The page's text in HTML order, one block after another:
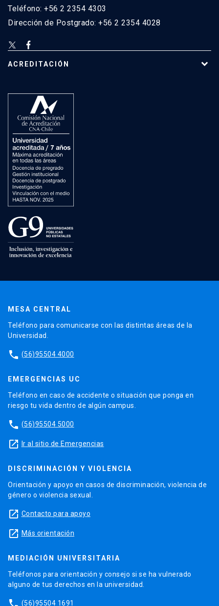
Teléfono: +56 2 2354 4303
Dirección de Postgrado: +56 2 2354 4028
ACREDITACIÓN
MESA CENTRAL
Teléfono para comunicarse con las distintas áreas de la
Universidad.
phone (56)95504 4000
EMERGENCIAS UC
Teléfono en caso de accidente o situación que ponga en
riesgo tu vida dentro de algún campus.
phone (56)95504 5000
launch Ir al sitio de Emergencias
DISCRIMINACIÓN Y VIOLENCIA
Orientación y apoyo en casos de discriminación, violencia de
género o violencia sexual.
launch Contacto para apoyo
launch Más orientación
MEDIACIÓN UNIVERSITARIA
Teléfonos para orientación y consejo si se ha vulnerado
alguno de tus derechos en la universidad.
(56)95504 1691